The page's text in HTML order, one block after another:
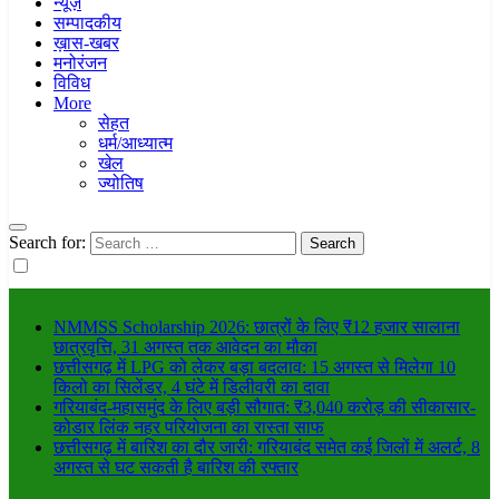
सम्पादकीय
ख़ास-खबर
मनोरंजन
विविध
More
सेहत
धर्म/आध्यात्म
खेल
ज्योतिष
Search for:
NMMSS Scholarship 2026: छात्रों के लिए ₹12 हजार सालाना
छात्रवृत्ति, 31 अगस्त तक आवेदन का मौका
छत्तीसगढ़ में LPG को लेकर बड़ा बदलाव: 15 अगस्त से मिलेगा 10
किलो का सिलेंडर, 4 घंटे में डिलीवरी का दावा
गरियाबंद-महासमुंद के लिए बड़ी सौगात: ₹3,040 करोड़ की सीकासार-
कोडार लिंक नहर परियोजना का रास्ता साफ
छत्तीसगढ़ में बारिश का दौर जारी: गरियाबंद समेत कई जिलों में अलर्ट, 8
अगस्त से घट सकती है बारिश की रफ्तार